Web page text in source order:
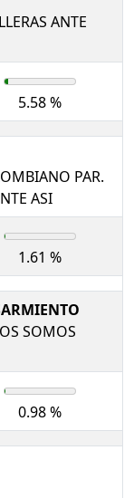
ANTE
5.58 %
PAR.
ASI
1.61 %
SOMOS
0.98 %